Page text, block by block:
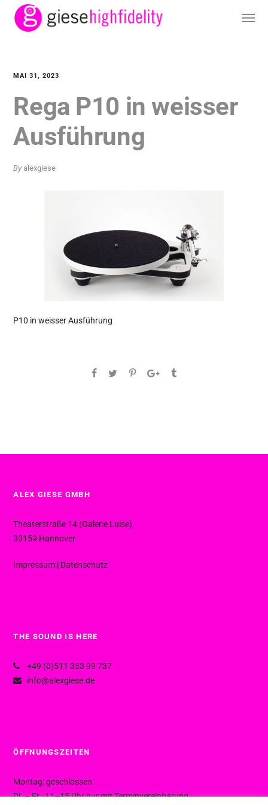
MAI 31, 2023
Rega P10 in weisser
Ausführung
Byalexgiese
P10 in weisser Ausführung
ALEX GIESE GMBH
Theaterstraße 14 (Galerie Luise)
30159 Hannover
Impressum | Datenschutz
THE SOUND IS HERE
+49 (0)511 353 99 737
info@alexgiese.de
ÖFFNUNGSZEITEN
Montag: geschlossen
Di. – Fr.: 11–15 Uhr nur mit Terminvereinbarung